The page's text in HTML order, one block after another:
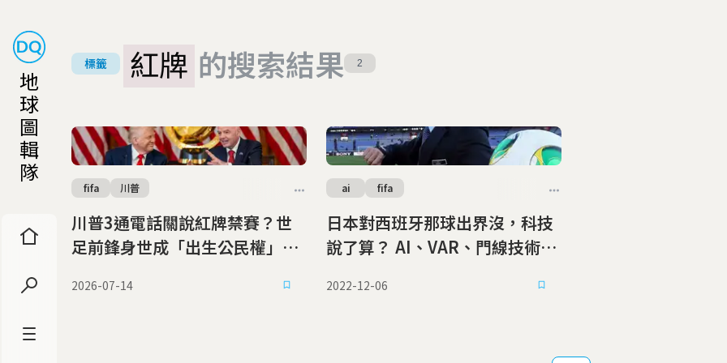
地
球
圖
輯
隊
標籤 紅牌 的搜索結果 2
川普3通電話關說紅牌禁賽？世
足前鋒身世成「出生公民權」戰
fifa 川普
2026-07-14
日本對西班牙那球出界沒，科技
說了算？ AI、VAR、門線技術，
ai fifa
2022-12-06